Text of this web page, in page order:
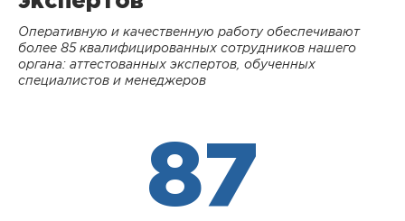
Оперативную и качественную работу обеспечивают
более 85 квалифицированных сотрудников нашего
органа: аттестованных экспертов, обученных
специалистов и менеджеров
87